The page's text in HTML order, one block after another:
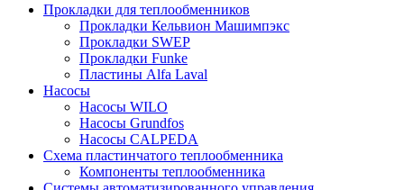
Прокладки для теплообменников
Прокладки Кельвион Машимпэкс
Прокладки SWEP
Прокладки Funke
Пластины Alfa Laval
Насосы
Насосы WILO
Насосы Grundfos
Насосы CALPEDA
Схема пластинчатого теплообменника
Компоненты теплообменника